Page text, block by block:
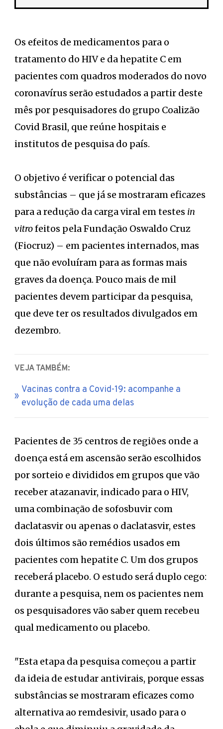
Os efeitos de medicamentos para o
tratamento do HIV e da hepatite C em
pacientes com quadros moderados do novo
coronavírus serão estudados a partir deste
mês por pesquisadores do grupo Coalizão
Covid Brasil, que reúne hospitais e
institutos de pesquisa do país.
O objetivo é verificar o potencial das
substâncias – que já se mostraram eficazes
para a redução da carga viral em testes in
vitrofeitos pela Fundação Oswaldo Cruz
(Fiocruz) – em pacientes internados, mas
que não evoluíram para as formas mais
graves da doença. Pouco mais de mil
pacientes devem participar da pesquisa,
que deve ter os resultados divulgados em
dezembro.
VEJA TAMBÉM:
Vacinas contra a Covid-19: acompanhe a
evolução de cada uma delas
Pacientes de 35 centros de regiões onde a
doença está em ascensão serão escolhidos
por sorteio e divididos em grupos que vão
receber atazanavir, indicado para o HIV,
uma combinação de sofosbuvir com
daclatasvir ou apenas o daclatasvir, estes
dois últimos são remédios usados em
pacientes com hepatite C. Um dos grupos
receberá placebo. O estudo será duplo cego:
durante a pesquisa, nem os pacientes nem
os pesquisadores vão saber quem recebeu
qual medicamento ou placebo.
"Esta etapa da pesquisa começou a partir
da ideia de estudar antivirais, porque essas
substâncias se mostraram eficazes como
alternativa ao remdesivir, usado para o